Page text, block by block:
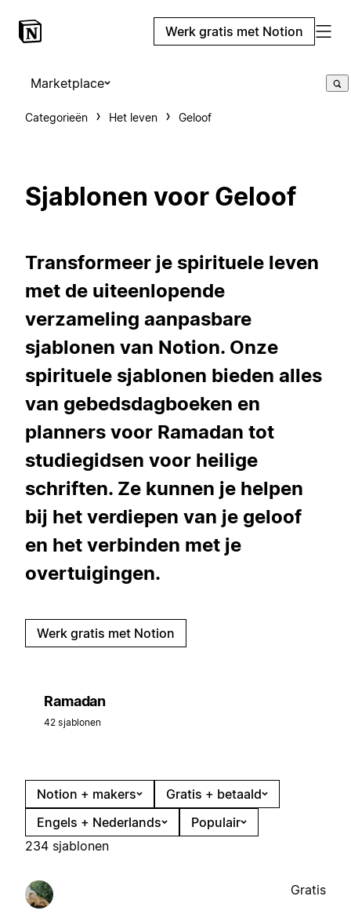
Werk gratis met Notion
Marketplace
Categorieën Het leven Geloof
Sjablonen voor Geloof
Transformeer je spirituele leven
met de uiteenlopende
verzameling aanpasbare
sjablonen van Notion. Onze
spirituele sjablonen bieden alles
van gebedsdagboeken en
planners voor Ramadan tot
studiegidsen voor heilige
schriften. Ze kunnen je helpen
bij het verdiepen van je geloof
en het verbinden met je
overtuigingen.
Werk gratis met Notion
Ramadan
42 sjablonen
Notion + makers
Gratis + betaald
Engels + Nederlands
Populair
234 sjablonen
Gratis